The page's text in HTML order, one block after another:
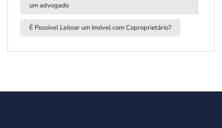
um advogado
É Possível Leiloar um Imóvel com Coproprietário?